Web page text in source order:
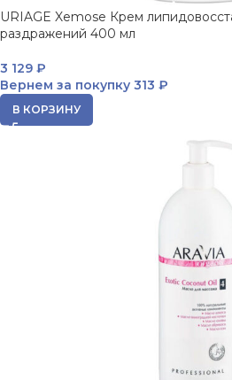
URIAGE Xemose Крем
раздражений 400 мл
3 129 ₽
Вернем за покупку 313 ₽
В КОРЗИНУ